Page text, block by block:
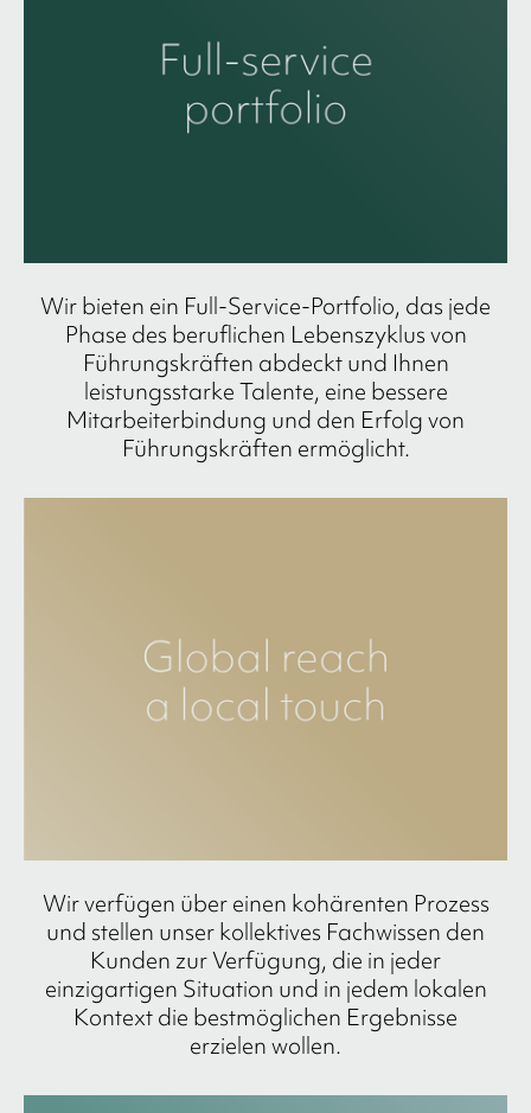
Wir bieten ein Full-Service-Portfolio, das jede
Phase des beruflichen Lebenszyklus von
Führungskräften abdeckt und Ihnen
leistungsstarke Talente, eine bessere
Mitarbeiterbindung und den Erfolg von
Führungskräften ermöglicht.
Wir verfügen über einen kohärenten Prozess
und stellen unser kollektives Fachwissen den
Kunden zur Verfügung, die in jeder
einzigartigen Situation und in jedem lokalen
Kontext die bestmöglichen Ergebnisse
erzielen wollen.